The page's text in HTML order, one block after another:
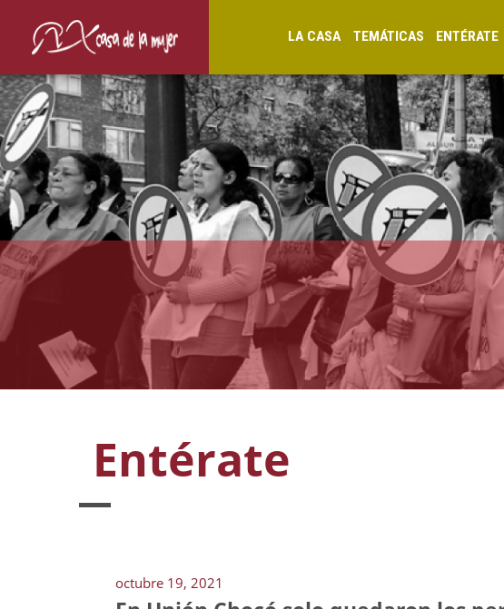
LA CASA TEMÁTICAS ENTÉRATE
Entérate
octubre 19, 2021